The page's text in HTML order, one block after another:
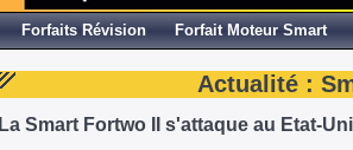
Forfaits Révision Forfait Moteur Smart
Actualité :
La Smart Fortwo II s'attaque au Etat-